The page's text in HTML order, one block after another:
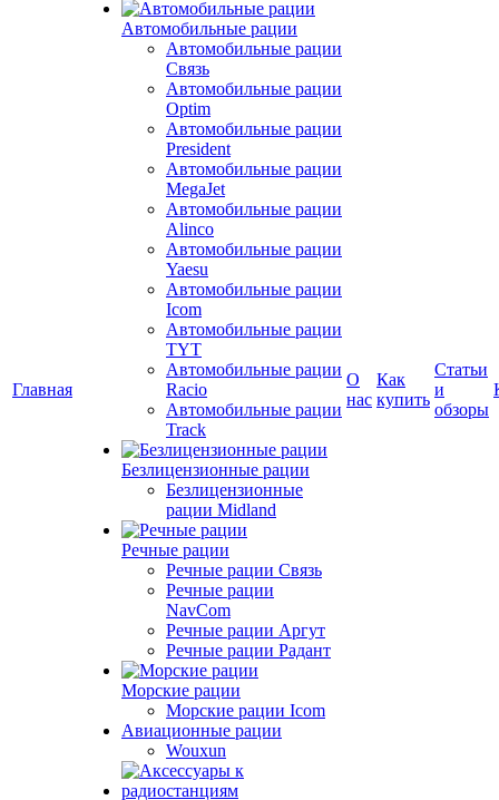
Главная
Автомобильные рации
Автомобильные рации
Связь
Автомобильные рации
Optim
Автомобильные рации
President
Автомобильные рации
MegaJet
Автомобильные рации
Alinco
Автомобильные рации
Yaesu
Автомобильные рации
Icom
Автомобильные рации
TYT
Автомобильные рации
Racio
Автомобильные рации
Track
Безлицензионные рации
Безлицензионные
рации Midland
Речные рации
Речные рации Связь
Речные рации
NavCom
Речные рации Аргут
Речные рации Радант
Морские рации
Морские рации Icom
Авиационные рации
Wouxun
О
нас
Как
купить
Статьи
и
обзоры